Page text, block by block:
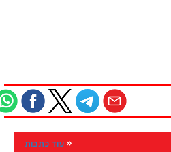
עוד כתבות